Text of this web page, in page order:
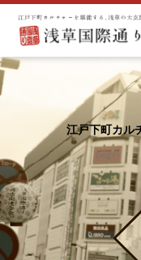
江戸下町カル